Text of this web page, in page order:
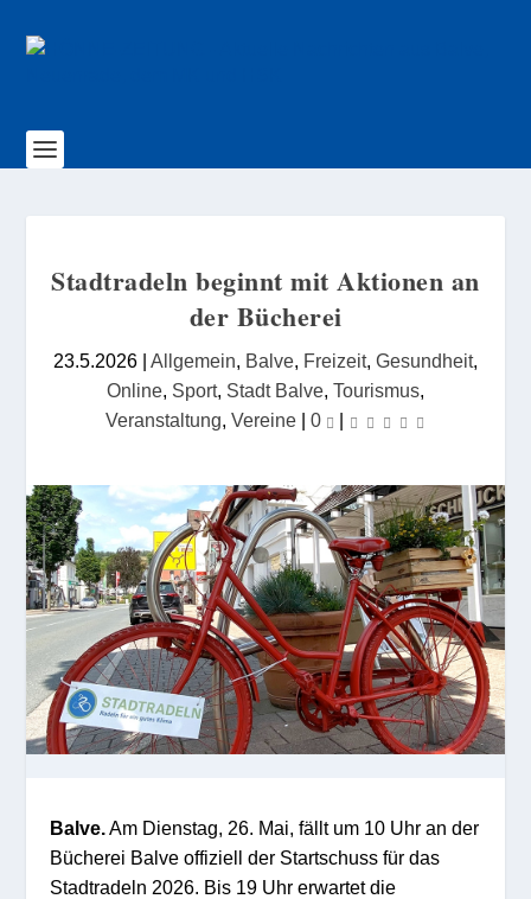
Stadtradeln beginnt mit Aktionen an
der Bücherei
23.5.2026 | Allgemein, Balve, Freizeit, Gesundheit,
Online, Sport, Stadt Balve, Tourismus,
Veranstaltung, Vereine| 0 |
Balve. Am Dienstag, 26. Mai, fällt um 10 Uhr an der
Bücherei Balve offiziell der Startschuss für das
Stadtradeln 2026. Bis 19 Uhr erwartet die